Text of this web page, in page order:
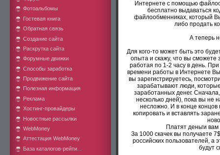
Фотоальбомы
Гостевая книга
Обратная связь
Создание сайта
Раскрутка сайта
Форумные движки
Способы заработка
Продвижение сайта
Полезная информация
Реклама
Хостинг-провайдеры
Новостные рассылки
WebMoney
Аттестация WebMoney
База каталогов-рейти...
Интернете с помощью
бесплатно выдаваться
файлообменниках, который
либо продать
А теперь
Для кого-то может быть это
опыта и скажу, что вы сможете
работая по 1-2 часу в день.
времени работы в Интернете
вы зарегистрируетесь,
зарабатывают люди,
заработанных денег.
несколько дней), пока вы не
несложно. И в конце концов
копировать и вставлять
Платят деньги
За 1000 скачек вы получаете
российских пользователей, а
будут